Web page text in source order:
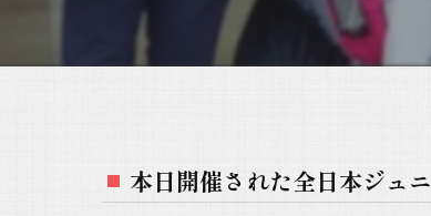
本日開催された全日本ジュ